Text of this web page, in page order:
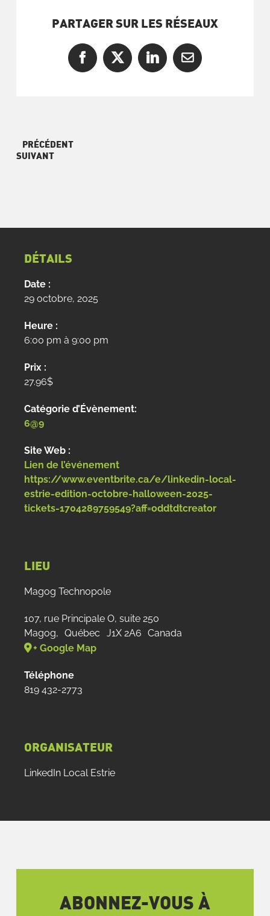
PARTAGER SUR LES RÉSEAUX
Facebook
X LinkedInCourriel
PRÉCÉDENT
SUIVANT
DÉTAILS
Date :
29 octobre, 2025
Heure :
6:00 pm à 9:00 pm
Prix :
27.96$
Catégorie d’Évènement:
6@9
Site Web :
Lien de l’événement
https://www.eventbrite.ca/e/linkedin-local-
estrie-edition-octobre-halloween-2025-
tickets-1704289759549?aff=oddtdtcreator
LIEU
Magog Technopole
107, rue Principale O, suite 250
Magog, Québec J1X 2A6 Canada
+ Google Map
Téléphone
819 432-2773
ORGANISATEUR
LinkedIn Local Estrie
ABONNEZ-VOUS À